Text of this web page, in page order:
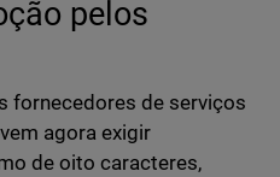
pelos
fornecedores de serviços
agora exigir
de oito caracteres,